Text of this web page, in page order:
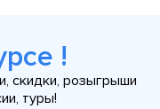
!
скидки, розыгрыши
туры!